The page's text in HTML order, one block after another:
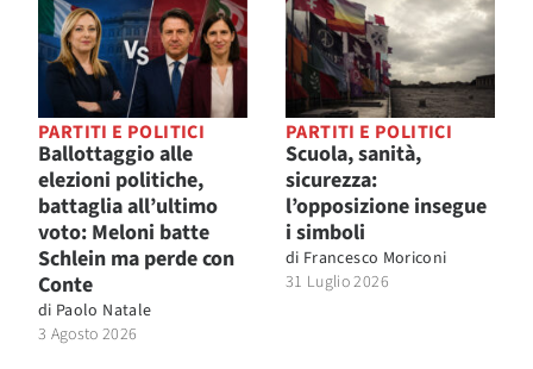
PARTITI E POLITICI
Ballottaggio alle
elezioni politiche,
battaglia all’ultimo
voto: Meloni batte
Schlein ma perde con
Conte
di Paolo Natale
3 Agosto 2026
PARTITI E POLITICI
Scuola, sanità,
sicurezza:
l’opposizione insegue
i simboli
di Francesco Moriconi
31 Luglio 2026